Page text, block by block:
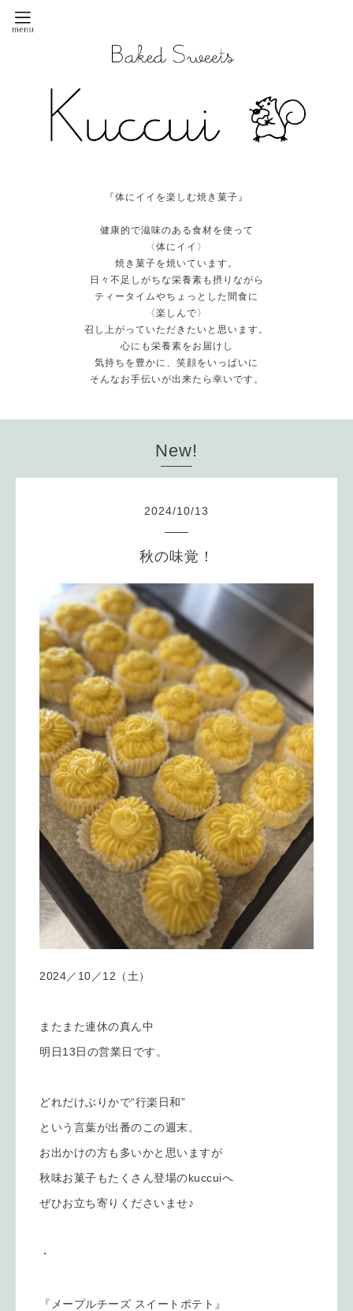
『体にイイを楽しむ焼き菓子』
健康的で滋味のある食材を使って
〈体にイイ〉
焼き菓子を焼いています。
日々不足しがちな栄養素も摂りながら
ティータイムやちょっとした間食に
〈楽しんで〉
召し上がっていただきたいと思います。
心にも栄養素をお届けし
気持ちを豊かに、笑顔をいっぱいに
そんなお手伝いが出来たら幸いです。
New!
2024/10/13
秋の味覚！
2024／10／12（土）
またまた連休の真ん中
明日13日の営業日です。
どれだけぶりかで“行楽日和”
という言葉が出番のこの週末。
お出かけの方も多いかと思いますが
秋味お菓子もたくさん登場のkuccuiへ
ぜひお立ち寄りくださいませ♪
・
『メープルチーズ スイートポテト』